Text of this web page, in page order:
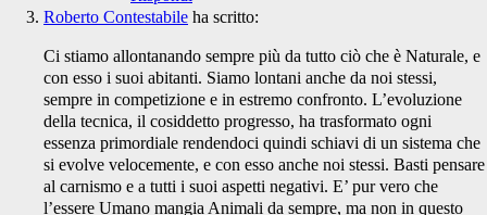
Roberto Contestabile ha scritto:
Ci stiamo allontanando sempre più da tutto ciò che è Naturale, e
con esso i suoi abitanti. Siamo lontani anche da noi stessi,
sempre in competizione e in estremo confronto. L’evoluzione
della tecnica, il cosiddetto progresso, ha trasformato ogni
essenza primordiale rendendoci quindi schiavi di un sistema che
si evolve velocemente, e con esso anche noi stessi. Basti pensare
al carnismo e a tutti i suoi aspetti negativi. E’ pur vero che
l’essere Umano mangia Animali da sempre, ma non in questo